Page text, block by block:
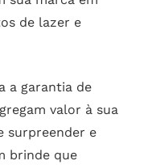
de lazer e
a garantia de
valor à sua
surpreender e
brinde que